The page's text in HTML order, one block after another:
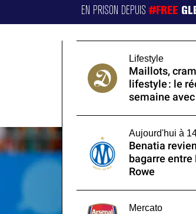
EN PRISON DEPUIS#FREE
Lifestyle
Maillots,
lifestyle : le
semaine
Aujourd'hui à
Benatia
bagarre entre
Rowe
Mercato